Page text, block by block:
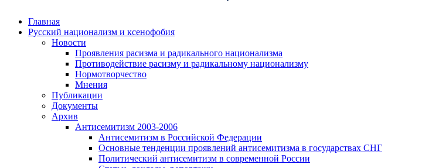
Главная
Русский национализм и ксенофобия
Новости
Проявления расизма и радикального национализма
Противодействие расизму и радикальному национализму
Нормотворчество
Мнения
Публикации
Документы
Архив
Антисемитизм 2003-2006
Антисемитизм в Российской Федерации
Основные тенденции проявлений антисемитизма в государствах СНГ
Политический антисемитизм в современной России